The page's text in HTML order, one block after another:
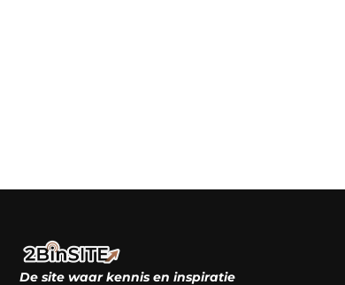
De site waar kennis en inspiratie